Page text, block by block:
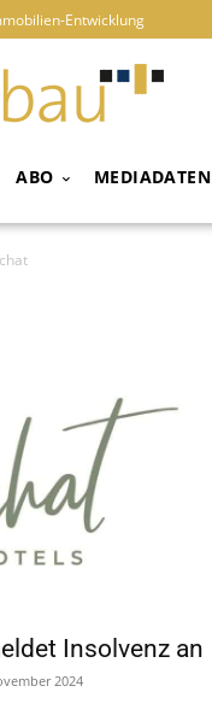
Entwicklung
ABO MEDIADATEN
Insolvenz an
2024